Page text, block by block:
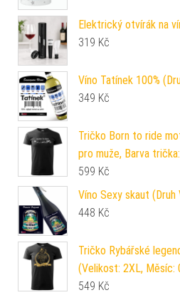
Elektrický otvírák na
319 Kč
Víno Tatínek 100%
349 Kč
Tričko Born to ride
pro muže, Barva
599 Kč
Víno Sexy skaut
448 Kč
Tričko Rybářské
(Velikost: 2XL, Měsíc:
549 Kč